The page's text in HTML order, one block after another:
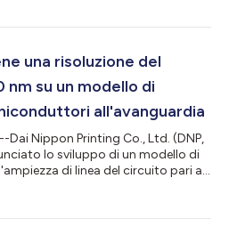
di semiconduttori logici da 2
e la produzione in serie di
una risoluzione del
nm su un modello di
all'avanguardia
Dai Nippon Printing Co., Ltd. (DNP,
lo sviluppo di un modello di
di linea del circuito pari a
i requisiti di miniaturizzazione